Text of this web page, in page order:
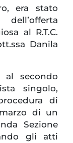
era stato
al R.T.C.
Danila
al secondo
singolo,
di
di un
Sezione
gli atti